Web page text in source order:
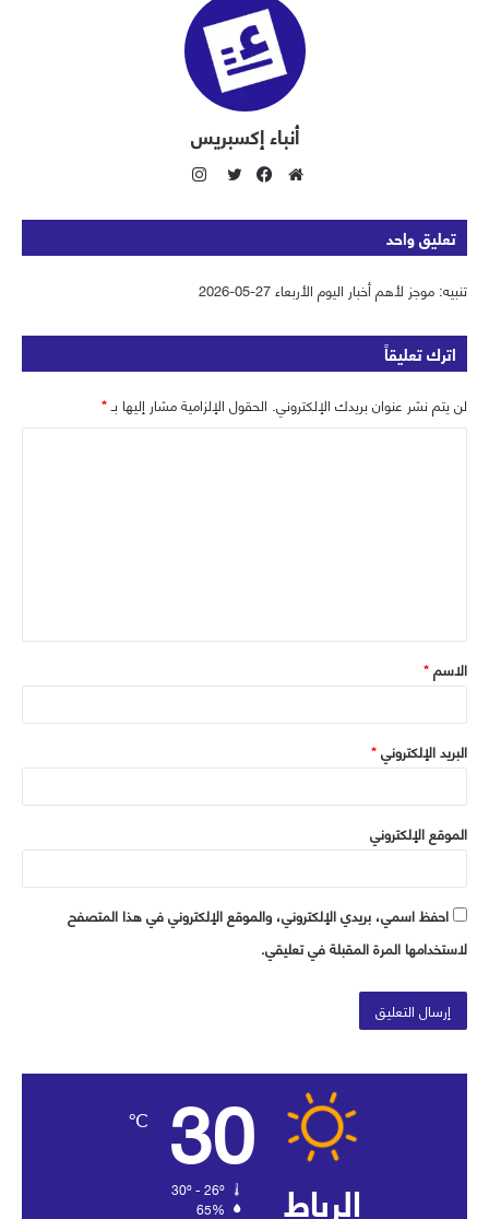
أنباء إكسبريس
و
ق
ع
ا
ل
ب
ي
س
ب
و
ك
و
ي
ت
ر
س
ت
ا
تعليق واحد
تنبيه: موجز لأهم أخبار اليوم الأربعاء 27-05-2026
اترك تعليقاً
لن يتم نشر عنوان بريدك الإلكتروني. الحقول الإلزامية مشار إليها بـ*
ق
*
الاسم*
البريد الإلكتروني*
الموقع الإلكتروني
احفظ اسمي، بريدي الإلكتروني، والموقع الإلكتروني في هذا المتصفح
لاستخدامها المرة المقبلة في تعليقي.
الرباط
30
℃
65%